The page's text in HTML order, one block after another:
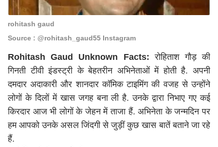
rohitash gaud
Source : @rohitash_gaud55 Instagram
Rohitash Gaud Unknown Facts:रोहिताश गौड़ की
गिनती टीवी इंडस्ट्री के बेहतरीन अभिनेताओं में होती है. अपनी
दमदार अदाकारी और शानदार कॉमिक टाइमिंग की वजह से उन्होंने
लोगों के दिलों में खास जगह बना ली है. उनके द्वारा निभाए गए कई
किरदार आज भी लोगों के जेहन में ताजा हैं. अभिनेता के जन्मदिन पर
हम आपको उनके असल जिंदगी से जुड़ीं कुछ खास बातें बताने जा रहे
हैं.